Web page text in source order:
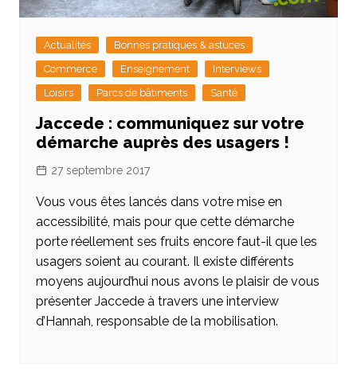
Actualités
Bonnes pratiques & astuces
Commerce
Enseignement
Interviews
Loisirs
Parcs de bâtiments Santé
Jaccede : communiquez sur votre
démarche auprès des usagers !
27 septembre 2017
Vous vous êtes lancés dans votre mise en
accessibilité, mais pour que cette démarche
porte réellement ses fruits encore faut-il que les
usagers soient au courant. Il existe différents
moyens aujourd’hui nous avons le plaisir de vous
présenter Jaccede à travers une interview
d’Hannah, responsable de la mobilisation.